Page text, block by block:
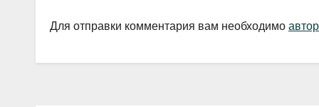
Для отправки комментария вам необходимо